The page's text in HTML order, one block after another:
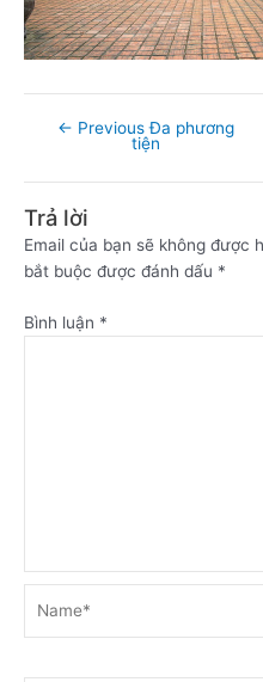
← Previous Đa phương
tiện
Trả lời
Email của bạn sẽ không được
bắt buộc được đánh dấu *
Bình luận *